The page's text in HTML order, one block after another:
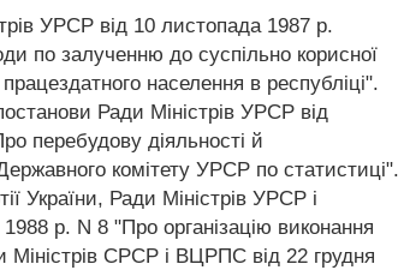
УРСР від 10 листопада 1987 р.
по залученню до суспільно корисної
населення в республіці".
Ради Міністрів УРСР від
перебудову діяльності й
комітету УРСР по статистиці".
України, Ради Міністрів УРСР і
р. N 8 "Про організацію виконання
СРСР і ВЦРПС від 22 грудня